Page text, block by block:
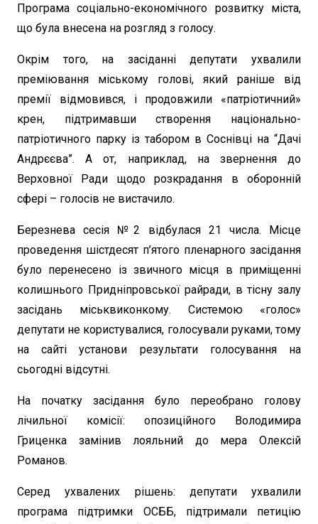
Програма соціально-економічного розвитку міста,
що була внесена на розгляд з голосу.
Окрім того, на засіданні депутати ухвалили
преміювання міському голові, який раніше від
премії відмовився, і продовжили «патріотичний»
крен, підтримавши створення національно-
патріотичного парку із табором в Соснівці на “Дачі
Андрєєва”. А от, наприклад, на звернення до
Верховної Ради щодо розкрадання в оборонній
сфері – голосів не вистачило.
Березнева сесія №2 відбулася 21 числа. Місце
проведення шістдесят п’ятого пленарного засідання
було перенесено із звичного місця в приміщенні
колишнього Придніпровської райради, в тісну залу
засідань міськвиконкому. Системою «голос»
депутати не користувалися, голосували руками, тому
на сайті установи результати голосування на
сьогодні відсутні.
На початку засідання було переобрано голову
лічильної комісії: опозиційного Володимира
Гриценка замінив лояльний до мера Олексій
Романов.
Серед ухвалених рішень: депутати ухвалили
програма підтримки ОСББ, підтримали петицію